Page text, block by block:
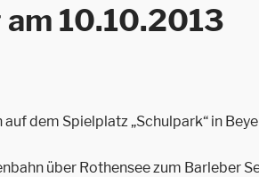
10.10.2013
dem Spielplatz „Schulpark“ in
über Rothensee zum Barleber